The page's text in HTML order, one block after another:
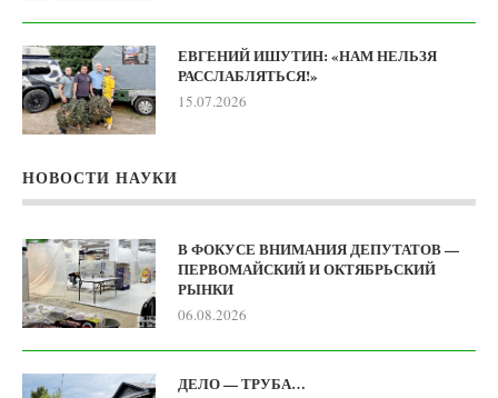
ЕВГЕНИЙ ИШУТИН: «НАМ НЕЛЬЗЯ
РАССЛАБЛЯТЬСЯ!»
15.07.2026
НОВОСТИ НАУКИ
В ФОКУСЕ ВНИМАНИЯ ДЕПУТАТОВ —
ПЕРВОМАЙСКИЙ И ОКТЯБРЬСКИЙ
РЫНКИ
06.08.2026
ДЕЛО — ТРУБА…